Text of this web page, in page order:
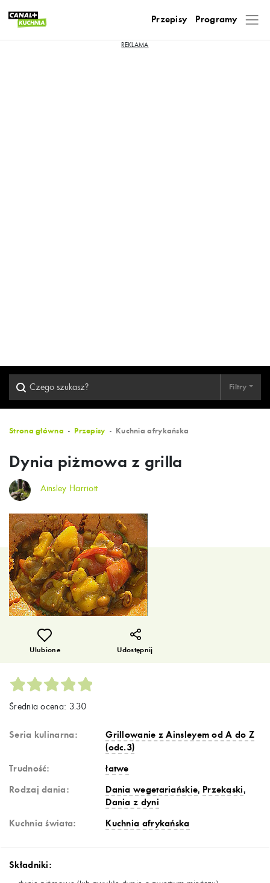
Przepisy Programy
Filtry
Strona główna Przepisy Kuchnia afrykańska
Dynia piżmowa z grilla
Ainsley Harriott
Ulubione Udostępnij
Średnia ocena: 3.30
Seria kulinarna:
Grillowanie z Ainsleyem od A do Z
(odc.3)
Trudność:
łatwe
Rodzaj dania:
Dania wegetariańskie, Przekąski,
Dania z dyni
Kuchnia świata:
Kuchnia afrykańska
Składniki: